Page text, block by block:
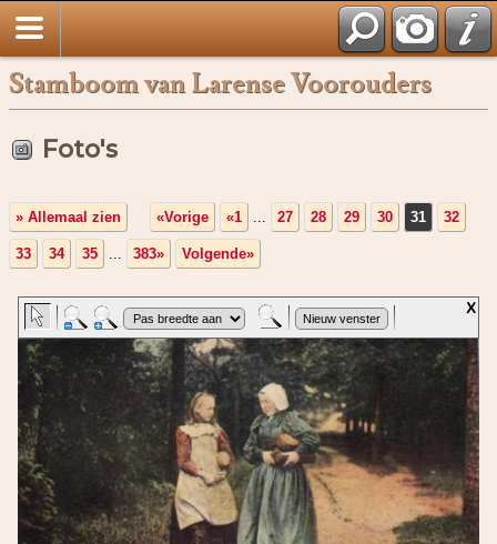
Stamboom van Larense Voorouders
Foto's
» Allemaal zien «Vorige «1 ... 27 28 29 30 31 32
33 34 35 ... 383» Volgende»